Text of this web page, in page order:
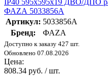
IP40 595х595х19 ДВО/ДПО
ФАZА 5033856A
Артикул: 5033856A
Бренд:
ФАZА
Доступно к заказу 427 шт.
Обновлено 07.08.2026
Цена:
808.34 руб. / шт.